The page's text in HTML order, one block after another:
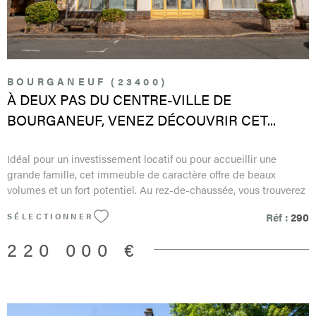
exposé sont disponibles sur le site Géorisques :
www.georisques.gouv.fr
BOURGANEUF (23400)
À DEUX PAS DU CENTRE-VILLE DE
BOURGANEUF, VENEZ DÉCOUVRIR CET...
Idéal pour un investissement locatif ou pour accueillir une
grande famille, cet immeuble de caractère offre de beaux
volumes et un fort potentiel. Au rez-de-chaussée, vous trouverez
magnifique vitrine Art déco donnant directement sur la rue.
retrouver toute sa vitalité, dans un secteur proche du centre-ville
SÉLECTIONNER Réf :290
220 000 €